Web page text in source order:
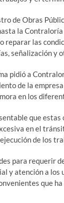
de Obras
la
reparar las
señalización y
pidió a
de la
en los
que
en el
de los
para requerir
y atención a los
que